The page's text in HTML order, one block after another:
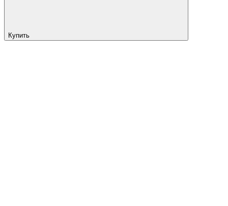
Купить